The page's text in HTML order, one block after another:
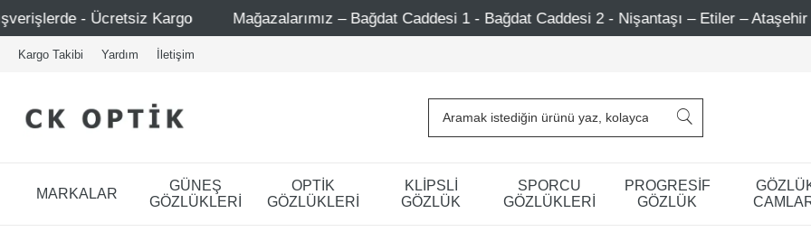
Kargo Mağazalarımız – Bağdat Caddesi 1 - Bağdat Caddesi 2 - Nişantaşı – Etiler – Ataşehir Şimdi Üye ol
Kargo Takibi Yardım İletişim
MARKALAR
GÜNEŞ
GÖZLÜKLERİ
OPTİK
GÖZLÜKLERİ
KLİPSLİ
GÖZLÜK
SPORCU
GÖZLÜKLERİ
PROGRESİF
GÖZLÜK